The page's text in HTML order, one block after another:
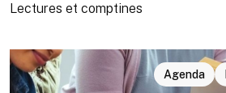
Lectures et comptines
Agenda